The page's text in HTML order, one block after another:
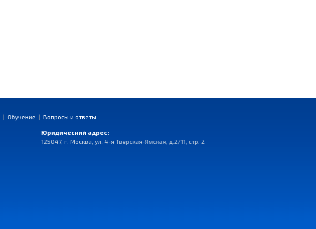
| Обучение | Вопросы и ответы
Юридический адрес:
125047, г. Москва, ул. 4-я Тверская-Ямская, д.2/11, стр. 2